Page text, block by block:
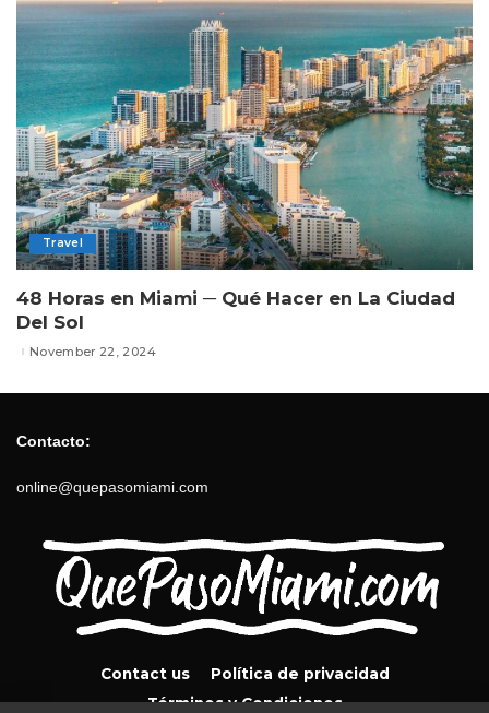
Travel
48 Horas en Miami ─ Qué Hacer en La Ciudad
Del Sol
November 22, 2024
Contacto:
online@quepasomiami.com
Contact us
Política de privacidad
Términos y Condiciones